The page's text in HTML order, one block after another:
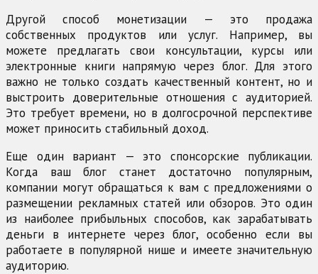
Другой способ монетизации — это продажа
собственных продуктов или услуг. Например, вы
можете предлагать свои консультации, курсы или
электронные книги напрямую через блог. Для этого
важно не только создать качественный контент, но и
выстроить доверительные отношения с аудиторией.
Это требует времени, но в долгосрочной перспективе
может приносить стабильный доход.
Еще один вариант — это спонсорские публикации.
Когда ваш блог станет достаточно популярным,
компании могут обращаться к вам с предложениями о
размещении рекламных статей или обзоров. Это один
из наиболее прибыльных способов, как зарабатывать
деньги в интернете через блог, особенно если вы
работаете в популярной нише и имеете значительную
аудиторию.